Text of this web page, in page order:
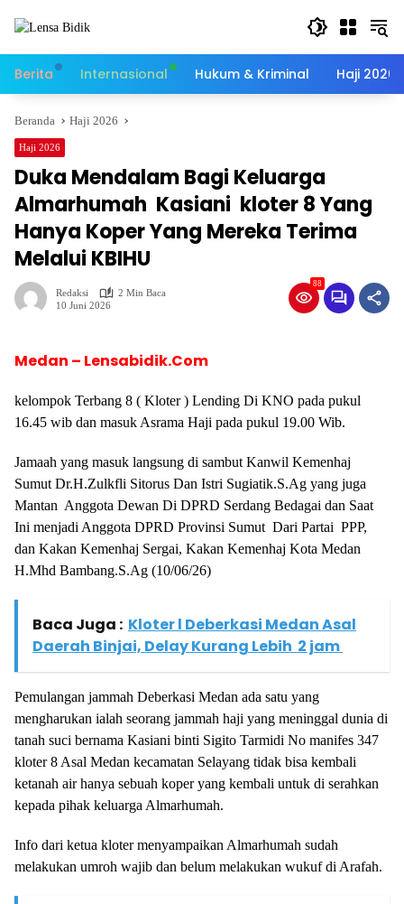
Berita Internasional Hukum & Kriminal Haji 2026
Beranda Haji 2026
Haji 2026
Duka Mendalam Bagi Keluarga
Almarhumah Kasiani kloter 8 Yang
Hanya Koper Yang Mereka Terima
Melalui KBIHU
Redaksi
2 Min Baca
10 Juni 2026
88
Medan – Lensabidik.Com
kelompok Terbang 8 ( Kloter ) Lending Di KNO pada pukul
16.45 wib dan masuk Asrama Haji pada pukul 19.00 Wib.
Jamaah yang masuk langsung di sambut Kanwil Kemenhaj
Sumut Dr.H.Zulkfli Sitorus Dan Istri Sugiatik.S.Ag yang juga
Mantan Anggota Dewan Di DPRD Serdang Bedagai dan Saat
Ini menjadi Anggota DPRD Provinsi Sumut Dari Partai PPP,
dan Kakan Kemenhaj Sergai, Kakan Kemenhaj Kota Medan
H.Mhd Bambang.S.Ag (10/06/26)
Baca Juga : Kloter l Deberkasi Medan Asal
Daerah Binjai, Delay Kurang Lebih 2 jam
Pemulangan jammah Deberkasi Medan ada satu yang
mengharukan ialah seorang jammah haji yang meninggal dunia di
tanah suci bernama Kasiani binti Sigito Tarmidi No manifes 347
kloter 8 Asal Medan kecamatan Selayang tidak bisa kembali
ketanah air hanya sebuah koper yang kembali untuk di serahkan
kepada pihak keluarga Almarhumah.
Info dari ketua kloter menyampaikan Almarhumah sudah
melakukan umroh wajib dan belum melakukan wukuf di Arafah.